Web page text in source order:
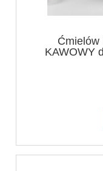
Ćmielów
KAWOWY